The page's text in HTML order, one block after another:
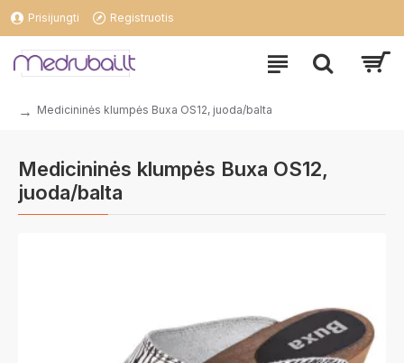
Prisijungti Registruotis
Medicininės klumpės Buxa OS12, juoda/balta
Medicininės klumpės Buxa OS12,
juoda/balta